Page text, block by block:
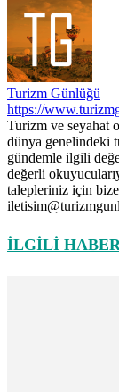
Turizm Günlüğü
https://
Turizm ve seyahat
dünya genelindeki
gündemle ilgili
değerli
talepleriniz için
İLGILI